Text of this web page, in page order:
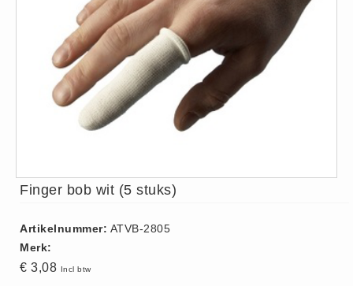
VCA Trajecten
ISO 9001 Begeleiding
Evenementenveiligheid
Inspectiecentrale
Ons Team
Betalingsmogelijkheden
Privacy
Finger bob wit (5 stuks)
Artikelnummer: ATVB-2805
Merk:
€ 3,08 Incl btw